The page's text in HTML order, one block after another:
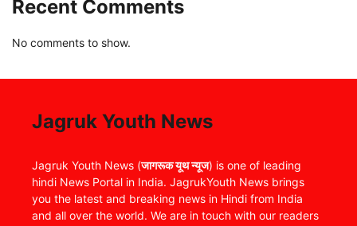
Recent Comments
No comments to show.
Jagruk Youth News
Jagruk Youth News (जागरूक यूथ न्यूज) is one of leading
hindi News Portal in India. JagrukYouth News brings
you the latest and breaking news in Hindi from India
and all over the world. We are in touch with our readers